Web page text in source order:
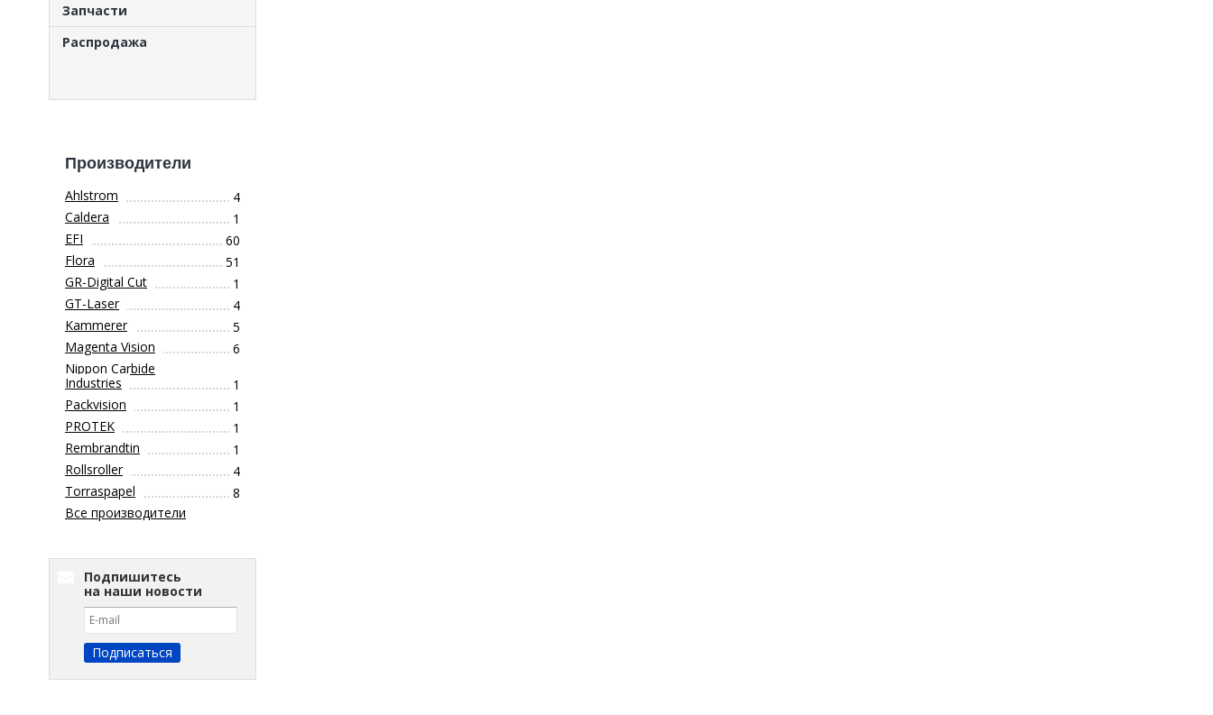
Запчасти
Распродажа
Производители
Ahlstrom
4
Caldera
1
EFI
60
Flora
51
GR-Digital Cut
1
GT-Laser
4
Kammerer
5
Magenta Vision
6
Nippon Carbide
Industries
1
Packvision
1
PROTEK
1
Rembrandtin
1
Rollsroller
4
Torraspapel
8
Все производители
Подпишитесь
на наши новости